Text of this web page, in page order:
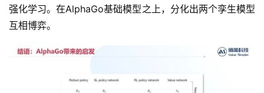
强化学习。在AlphaGo基础模型之上，分化出两个孪生模型
互相博弈。